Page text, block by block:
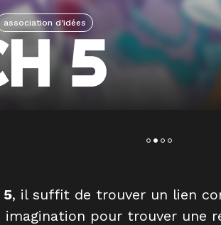
association d’idées
5
5, il suffit de trouver un lien
imagination pour trouver une